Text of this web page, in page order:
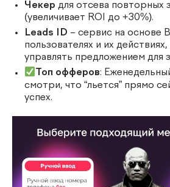
Чекер для отсева повторных
(увеличивает ROI до +30%).
Leads ID – сервис на основе
пользователях и их
управлять предложением для
Топ офферов:
смотри, что “льется” прямо
успех.